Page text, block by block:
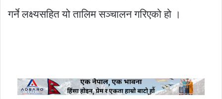
गर्ने लक्ष्यसहित यो तालिम सञ्चालन गरिएको हो ।